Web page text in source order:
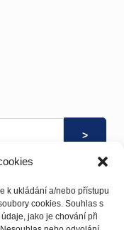
k ukládání a/nebo přístupu
cookies. Souhlas s
jako je chování při